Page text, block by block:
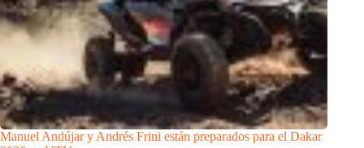
Manuel Andújar y Andrés Frini están preparados para el Dakar